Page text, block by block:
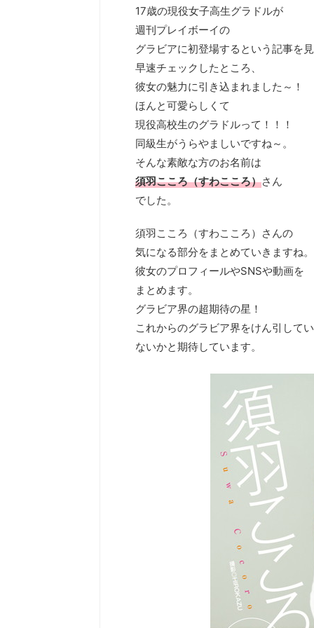
17歳の現役女子高生グラドルが
週刊プレイボーイの
グラビアに初登場するという記事を
早速チェックしたところ、
彼女の魅力に引き込まれました～！
ほんと可愛らしくて
現役高校生のグラドルって！！！
同級生がうらやましいですね～。
そんな素敵な方のお名前は
須羽こころ（すわこころ）さん
でした。
須羽こころ（すわこころ）さんの
気になる部分をまとめていきますね。
彼女のプロフィールやSNSや動画を
まとめます。
グラビア界の超期待の星！
これからのグラビア界をけん引して
ないかと期待しています。